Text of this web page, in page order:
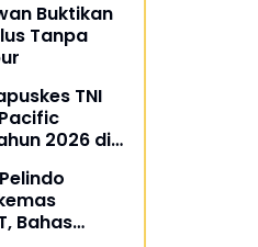
Buktikan
Tanpa
TNI
2026 di
Bahas